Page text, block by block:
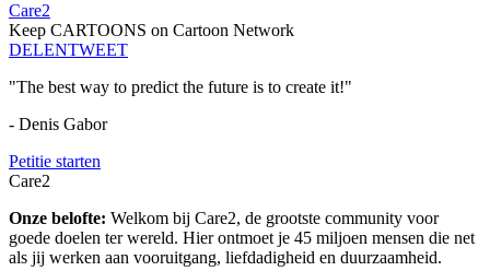
Care2
Keep CARTOONS on Cartoon Network
DELENTWEET
"The best way to predict the future is to create it!"
- Denis Gabor
Petitie starten
Care2
Onze belofte: Welkom bij Care2, de grootste community voor
goede doelen ter wereld. Hier ontmoet je 45 miljoen mensen die net
als jij werken aan vooruitgang, liefdadigheid en duurzaamheid.